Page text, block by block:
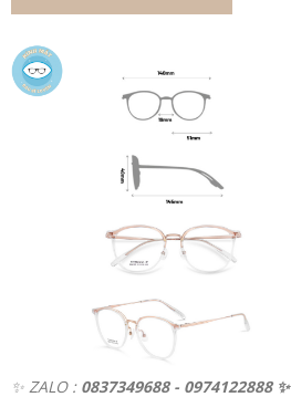
✨ ZALO : 0837349688 - 0974122888✨